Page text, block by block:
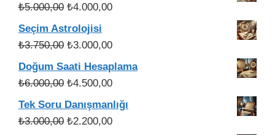
₺5.000,00 Orijinal
fiyat:
₺5.000,00.
₺4.000,00Şu
fiyat:
Seçim Astrolojisi
₺3.750,00 Orijinal
fiyat:
₺3.750,00.
₺3.000,00Şu
andaki
fiyat:
Doğum Saati Hesaplama
₺6.000,00 Orijinal
fiyat:
₺6.000,00.
₺4.500,00Şu
andaki
fiyat:
Tek Soru Danışmanlığı
₺3.000,00 Orijinal
₺2.200,00Şu